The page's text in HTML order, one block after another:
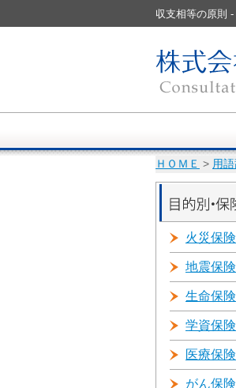
収支相等の原則
ＨＯＭＥ > 用
火災保険
地震保険
生命保険
学資保険
医療保険
がん保険